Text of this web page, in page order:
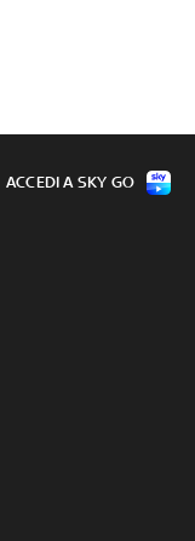
ACCEDI A SKY GO